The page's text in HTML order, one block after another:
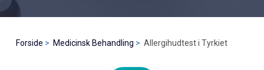
Forside Medicinsk Behandling Allergihudtest i Tyrkiet